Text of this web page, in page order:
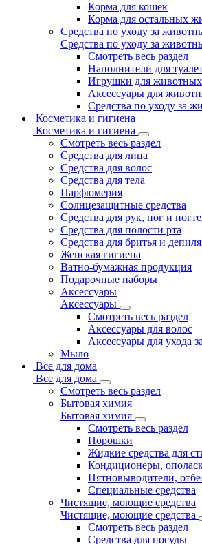
Корма для кошек
Корма для остальных
Средства по уходу за
Средства по уходу за
Смотреть весь раздел
Наполнители для
Игрушки для животных
Аксессуары для
Средства по уходу за
Косметика и гигиена
Косметика и гигиена
Смотреть весь раздел
Средства для лица
Средства для волос
Средства для тела
Парфюмерия
Солнцезащитные средства
Средства для рук, ног и
Средства для полости рта
Средства для бритья и
Женская гигиена
Ватно-бумажная продукция
Подарочные наборы
Аксессуары
Аксессуары
Смотреть весь раздел
Аксессуары для волос
Аксессуары для ухода
Мыло
Все для дома
Все для дома
Смотреть весь раздел
Бытовая химия
Бытовая химия
Смотреть весь раздел
Порошки
Жидкие средства для
Кондиционеры,
Пятновыводители,
Специальные средства
Чистящие, моющие средства
Чистящие, моющие средства
Смотреть весь раздел
Средства для посуды